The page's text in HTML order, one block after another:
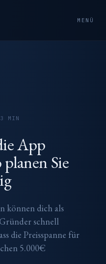
MENÜ
MIN
App
Sie
können dich als
schnell
die Preisspanne für
5.000€